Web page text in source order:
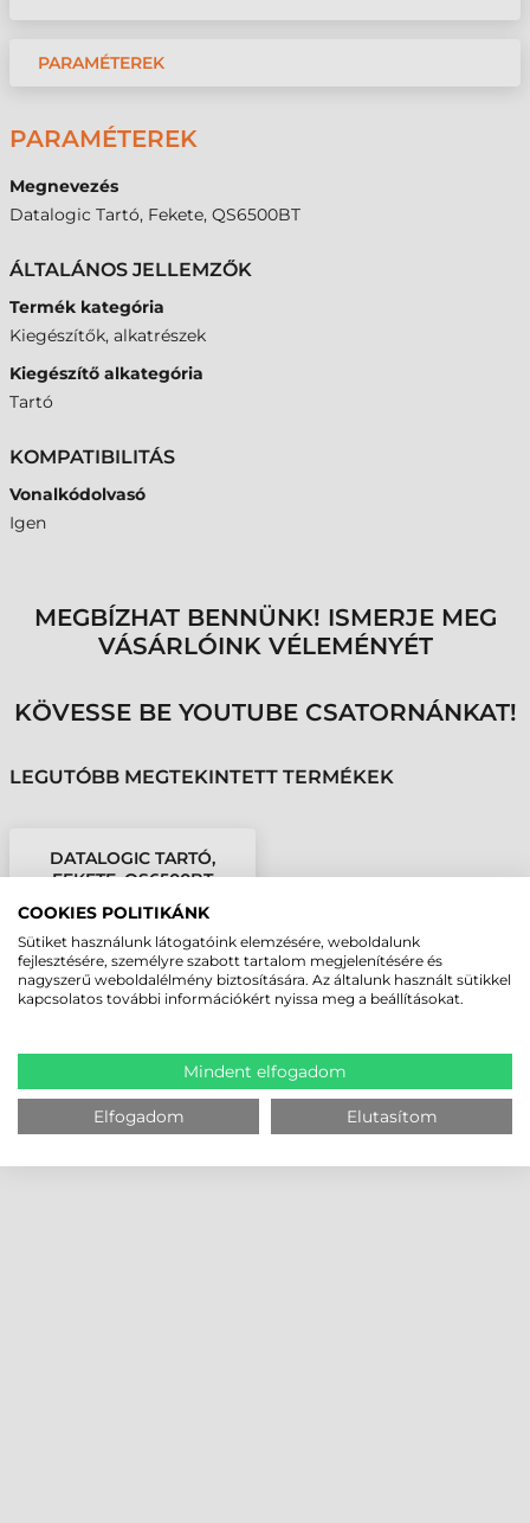
PARAMÉTEREK
PARAMÉTEREK
Megnevezés
Datalogic Tartó, Fekete, QS6500BT
ÁLTALÁNOS JELLEMZŐK
Termék kategória
Kiegészítők, alkatrészek
Kiegészítő alkategória
Tartó
KOMPATIBILITÁS
Vonalkódolvasó
Igen
MEGBÍZHAT BENNÜNK! ISMERJE MEG
VÁSÁRLÓINK VÉLEMÉNYÉT
KÖVESSE BE YOUTUBE CSATORNÁNKAT!
LEGUTÓBB MEGTEKINTETT TERMÉKEK
DATALOGIC TARTÓ,
FEKETE, QS6500BT
COOKIES POLITIKÁNK
Sütiket használunk látogatóink elemzésére, weboldalunk
fejlesztésére, személyre szabott tartalom megjelenítésére és
nagyszerű weboldalélmény biztosítására. Az általunk használt sütikkel
kapcsolatos további információkért nyissa meg a beállításokat.
Mindent elfogadom
Elfogadom Elutasítom